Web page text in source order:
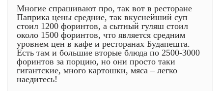
Многие спрашивают про, так вот в ресторане
Паприка цены средние, так вкуснейший суп
стоил 1200 форинтов, а сытный гуляш стоил
около 1500 форинтов, что является средним
уровнем цен в кафе и ресторанах Будапешта.
Есть там и большие вторые блюда по 2500-3000
форинтов за порцию, но они просто таки
гигантские, много картошки, мяса – легко
наедитесь!